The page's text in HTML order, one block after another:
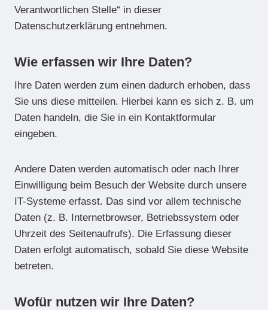
Verantwortlichen Stelle“ in dieser
Datenschutzerklärung entnehmen.
Wie erfassen wir Ihre Daten?
Ihre Daten werden zum einen dadurch erhoben, dass
Sie uns diese mitteilen. Hierbei kann es sich z. B. um
Daten handeln, die Sie in ein Kontaktformular
eingeben.
Andere Daten werden automatisch oder nach Ihrer
Einwilligung beim Besuch der Website durch unsere
IT-Systeme erfasst. Das sind vor allem technische
Daten (z. B. Internetbrowser, Betriebssystem oder
Uhrzeit des Seitenaufrufs). Die Erfassung dieser
Daten erfolgt automatisch, sobald Sie diese Website
betreten.
Wofür nutzen wir Ihre Daten?